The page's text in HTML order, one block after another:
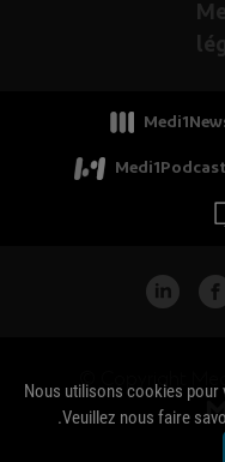
Medi1Podcast
Nous utilisons cookies pour
Veuillez nous faire